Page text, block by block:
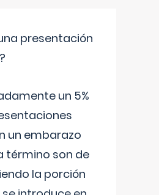
presentación
un 5%
un embarazo
término son de
la porción